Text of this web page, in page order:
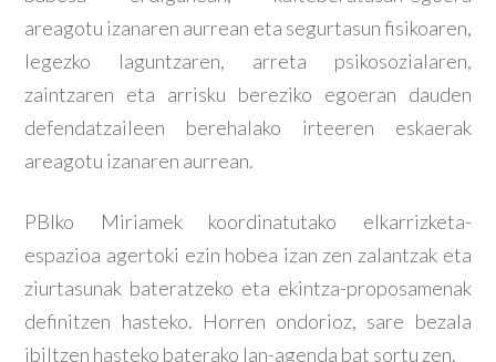
areagotu izanaren aurrean eta segurtasun fisikoaren,
legezko laguntzaren, arreta psikosozialaren,
zaintzaren eta arrisku bereziko egoeran dauden
defendatzaileen berehalako irteeren eskaerak
areagotu izanaren aurrean.
PBIko Miriamek koordinatutako elkarrizketa-
espazioa agertoki ezin hobea izan zen zalantzak eta
ziurtasunak bateratzeko eta ekintza-proposamenak
definitzen hasteko. Horren ondorioz, sare bezala
ibiltzen hasteko baterako lan-agenda bat sortu zen.